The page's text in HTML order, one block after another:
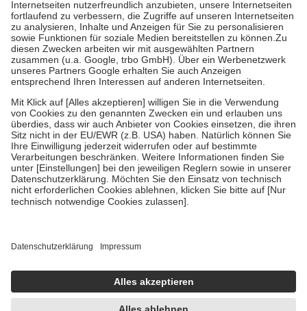
tatsächlichen Kosten der Leistung zu entrichten.
Diese Regeln gelten grundsätzlich auch für Online-Apotheken.
Bei Heilmitteln und häuslicher Krankenpflege beträgt die
Zuzahlung zehn Prozent der Kosten sowie zehn Euro je
Verordnung.
Um das Engagement der Versicherten für ihre eigene Gesundheit
zu stärken und die besondere Stellung der Familie zu unterstützen,
fallenkeine Zuzahlungenan bei:
• Kindern und Jugendlichen bis zum vollendeten 18. Lebensjahr
mit Ausnahme der Fahrkosten
• Untersuchungen zur Vorsorge und Früherkennung, die von der
GKV getragen werden
• empfohlenen Schutzimpfungen
• Harn- und Blutteststreifen
getroffen, um sicherzustellen, dass es sich um echte Bewertungen
https://help.etrusted.com/hc/de/articles/4419944605341
Einige Bilder und Inhalte wurden unter Zuhilfenahme künstlicher